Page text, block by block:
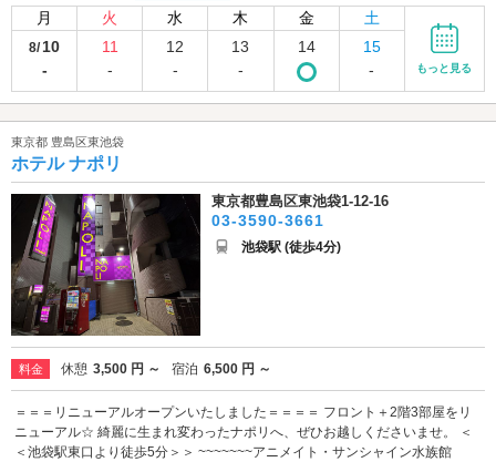
月 火 水 木 金 土
8/ 10
-
11
-
12
-
13
-
14
15
-
もっと見る
東京都 豊島区東池袋
ホテル ナポリ
東京都豊島区東池袋1-12-16
03-3590-3661
池袋駅 (徒歩4分)
料金 休憩 3,500 円 ～ 宿泊 6,500 円 ～
＝＝＝リニューアルオープンいたしました＝＝＝＝ フロント＋2階3部屋をリ
ニューアル☆ 綺麗に生まれ変わったナポリへ、ぜひお越しくださいませ。 ＜
＜池袋駅東口より徒歩5分＞＞ ~~~~~~~アニメイト・サンシャイン水族館